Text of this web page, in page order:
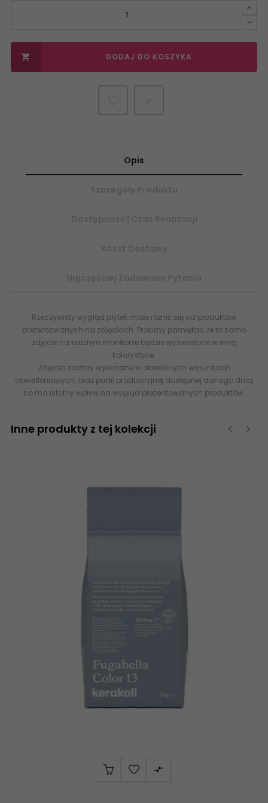
 DODAJ DO KOSZYKA
Opis
Rzeczywisty wygląd płytek może różnić się od produktów
prezentowanych na zdjęciach. Prosimy pamiętać, że to samo
zdjęcie na każdym monitorze będzie wyświetlone w innej
kolorystyce.
Zdjęcia zostały wykonane w określonych warunkach
oświetleniowych, oraz partii produkcyjnej dostępnej danego dnia,
co ma istotny wpływ na wygląd prezentowanych produktów.
Inne produkty z tej kolekcji
